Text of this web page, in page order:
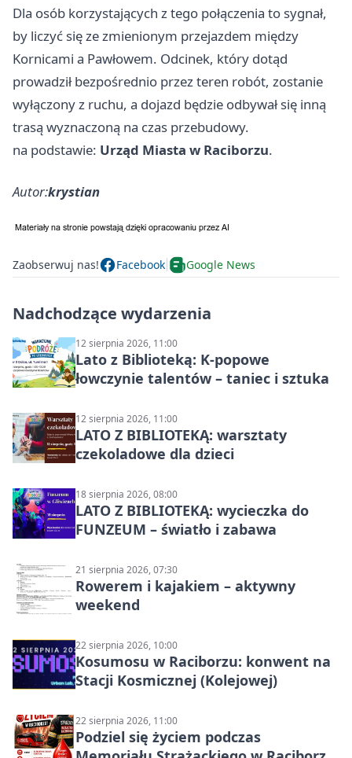
Dla osób korzystających z tego połączenia to sygnał,
by liczyć się ze zmienionym przejazdem między
Kornicami a Pawłowem. Odcinek, który dotąd
prowadził bezpośrednio przez teren robót, zostanie
wyłączony z ruchu, a dojazd będzie odbywał się inną
trasą wyznaczoną na czas przebudowy.
na podstawie: Urząd Miasta w Raciborzu.
Autor:krystian
Zaobserwuj nas! Facebook Google News
Nadchodzące wydarzenia
12 sierpnia 2026, 11:00
Lato z Biblioteką: K-popowe
łowczynie talentów – taniec i sztuka
12 sierpnia 2026, 11:00
LATO Z BIBLIOTEKĄ: warsztaty
czekoladowe dla dzieci
18 sierpnia 2026, 08:00
LATO Z BIBLIOTEKĄ: wycieczka do
FUNZEUM – światło i zabawa
21 sierpnia 2026, 07:30
Rowerem i kajakiem – aktywny
weekend
22 sierpnia 2026, 10:00
Kosumosu w Raciborzu: konwent na
Stacji Kosmicznej (Kolejowej)
22 sierpnia 2026, 11:00
Podziel się życiem podczas